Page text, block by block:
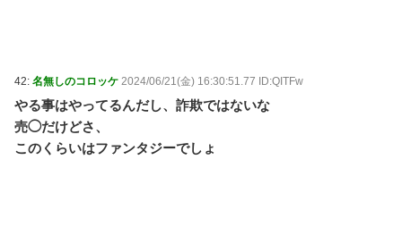
42: 名無しのコロッケ 2024/06/21(金) 16:30:51.77 ID:QITFw
やる事はやってるんだし、詐欺ではないな
売◯だけどさ、
このくらいはファンタジーでしょ